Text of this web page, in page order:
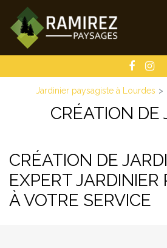
Jardinier paysagiste à Lourdes
CRÉATION DE
CRÉATION DE
EXPERT JARDINIER
À VOTRE SERVICE
Panneau de gestion des cookies